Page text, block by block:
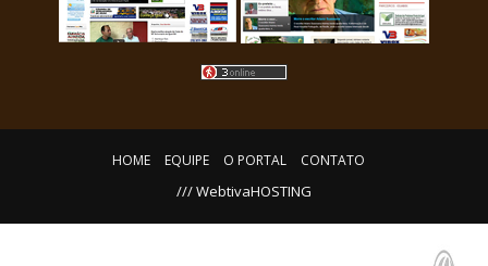
HOME EQUIPE O PORTAL CONTATO
/// WebtivaHOSTING